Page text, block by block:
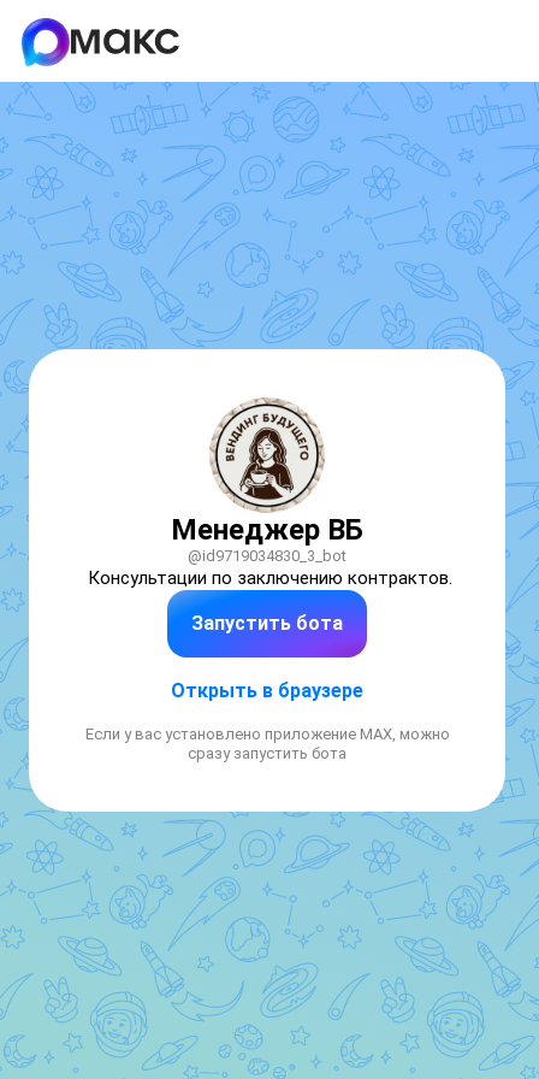
Менеджер ВБ
@id9719034830_3_bot
Консультации по заключению контрактов.
Запустить бота
Открыть в браузере
Если у вас установлено приложение MAX, можно
сразу запустить бота